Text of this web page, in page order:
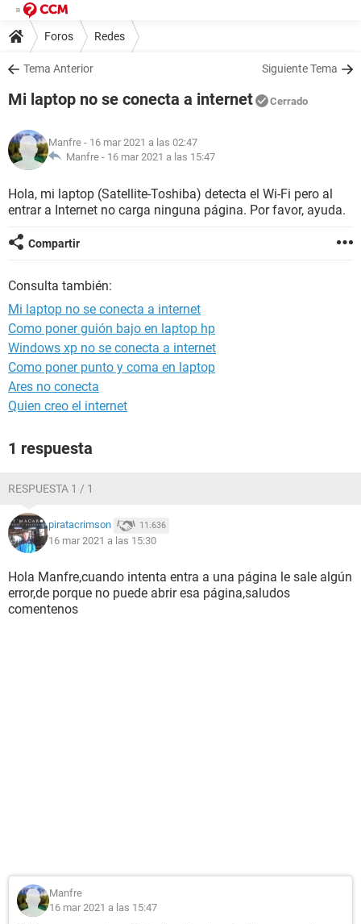
Foros Redes
Tema Anterior Siguiente Tema
Mi laptop no se conecta a internet Cerrado
Manfre - 16 mar 2021 a las 02:47
Manfre - 16 mar 2021 a las 15:47
Hola, mi laptop (Satellite-Toshiba) detecta el Wi-Fi pero al
entrar a Internet no carga ninguna página. Por favor, ayuda.
Compartir
Consulta también:
Mi laptop no se conecta a internet
Como poner guión bajo en laptop hp
Windows xp no se conecta a internet
Como poner punto y coma en laptop
Ares no conecta
Quien creo el internet
1 respuesta
RESPUESTA 1 / 1
piratacrimson 11.636
16 mar 2021 a las 15:30
Hola Manfre,cuando intenta entra a una página le sale algún
error,de porque no puede abrir esa página,saludos
comentenos
Manfre
16 mar 2021 a las 15:47